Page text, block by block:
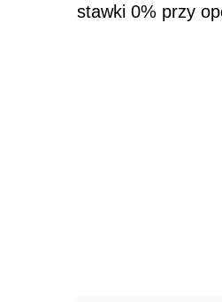
stawki 0% przy